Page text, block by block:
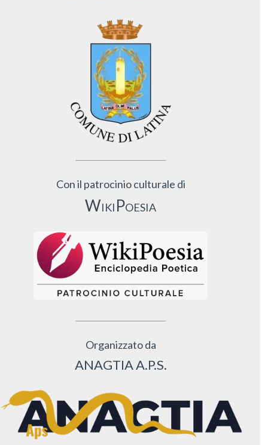
Con il patrocinio culturale di
WikiPoesia
Organizzato da
ANAGTIA A.P.S.